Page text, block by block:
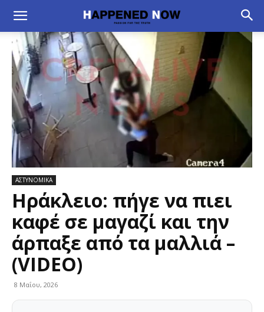
ΑΣΤΥΝΟΜΙΚΑ
Ηράκλειο: πήγε να πιει
καφέ σε μαγαζί και την
άρπαξε από τα μαλλιά –
(VIDEO)
8 Μαΐου, 2026